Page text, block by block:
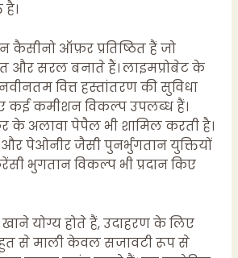
ऑफ़र प्रतिष्ठित हैं जो
और सरल बनाते हैं। लाइमप्रोबेट के
वित्त हस्तांतरण की सुविधा
कई कमीशन विकल्प उपलब्ध हैं।
के अलावा पेपैल भी शामिल करती है।
पेओनीर जैसी पुनर्भुगतान युक्तियों
भुगतान विकल्प भी प्रदान किए
योग्य होते हैं, उदाहरण के लिए
से माली केवल सजावटी रूप से